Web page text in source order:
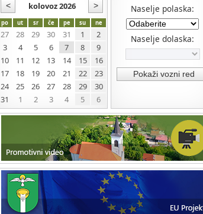
kolovoz 2026
po ut sr če pe su ne
27 28 29 30 31 1
2
3
4 5 6 7 8
9
10
11 12 13 14 15
16
17
18 19 20 21 22
23
24
25 26 27 28 29
30
31
1 2 3 4 5 6
Naselje polaska:
Naselje dolaska: